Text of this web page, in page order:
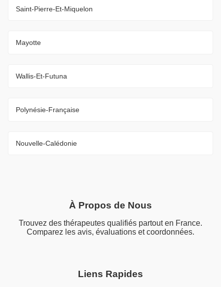
Saint-Pierre-Et-Miquelon
Mayotte
Wallis-Et-Futuna
Polynésie-Française
Nouvelle-Calédonie
À Propos de Nous
Trouvez des thérapeutes qualifiés partout en France.
Comparez les avis, évaluations et coordonnées.
Liens Rapides